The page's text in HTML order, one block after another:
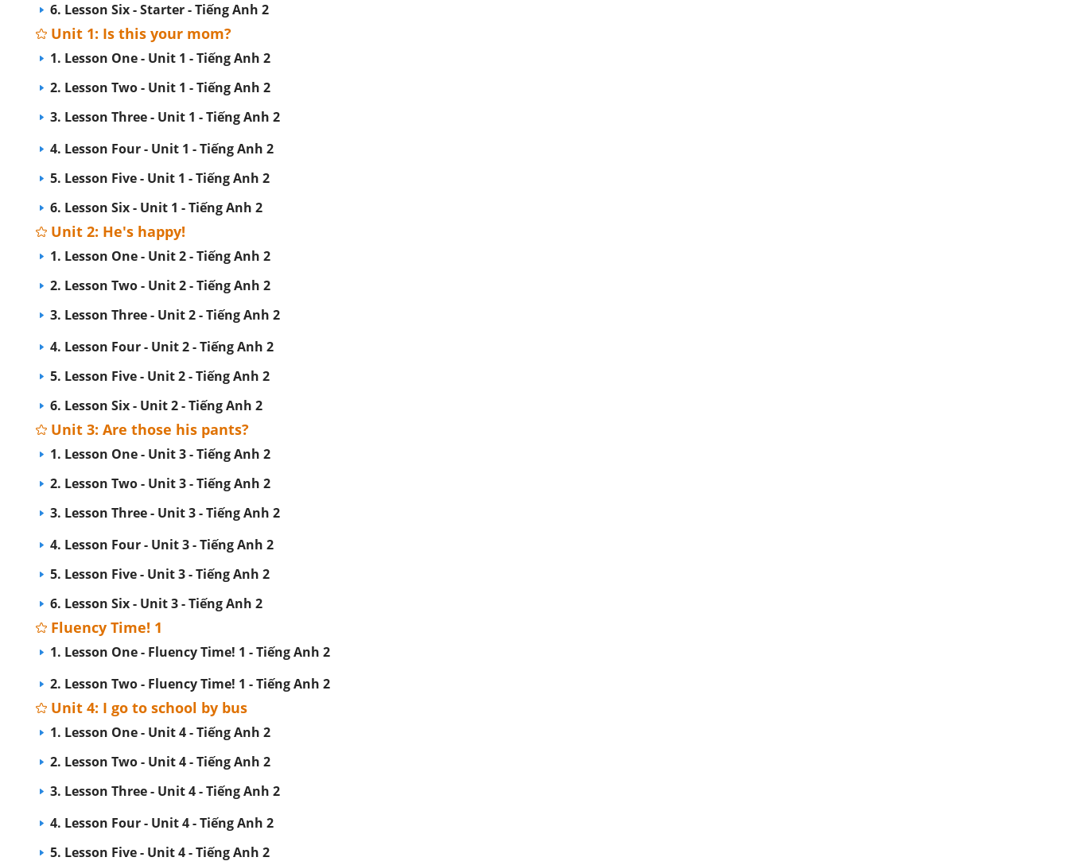
6. Lesson Six - Starter - Tiếng Anh 2
Unit 1: Is this your mom?
1. Lesson One - Unit 1 - Tiếng Anh 2
2. Lesson Two - Unit 1 - Tiếng Anh 2
3. Lesson Three - Unit 1 - Tiếng Anh 2
4. Lesson Four - Unit 1 - Tiếng Anh 2
5. Lesson Five - Unit 1 - Tiếng Anh 2
6. Lesson Six - Unit 1 - Tiếng Anh 2
Unit 2: He's happy!
1. Lesson One - Unit 2 - Tiếng Anh 2
2. Lesson Two - Unit 2 - Tiếng Anh 2
3. Lesson Three - Unit 2 - Tiếng Anh 2
4. Lesson Four - Unit 2 - Tiếng Anh 2
5. Lesson Five - Unit 2 - Tiếng Anh 2
6. Lesson Six - Unit 2 - Tiếng Anh 2
Unit 3: Are those his pants?
1. Lesson One - Unit 3 - Tiếng Anh 2
2. Lesson Two - Unit 3 - Tiếng Anh 2
3. Lesson Three - Unit 3 - Tiếng Anh 2
4. Lesson Four - Unit 3 - Tiếng Anh 2
5. Lesson Five - Unit 3 - Tiếng Anh 2
6. Lesson Six - Unit 3 - Tiếng Anh 2
Fluency Time! 1
1. Lesson One - Fluency Time! 1 - Tiếng Anh 2
2. Lesson Two - Fluency Time! 1 - Tiếng Anh 2
Unit 4: I go to school by bus
1. Lesson One - Unit 4 - Tiếng Anh 2
2. Lesson Two - Unit 4 - Tiếng Anh 2
3. Lesson Three - Unit 4 - Tiếng Anh 2
4. Lesson Four - Unit 4 - Tiếng Anh 2
5. Lesson Five - Unit 4 - Tiếng Anh 2